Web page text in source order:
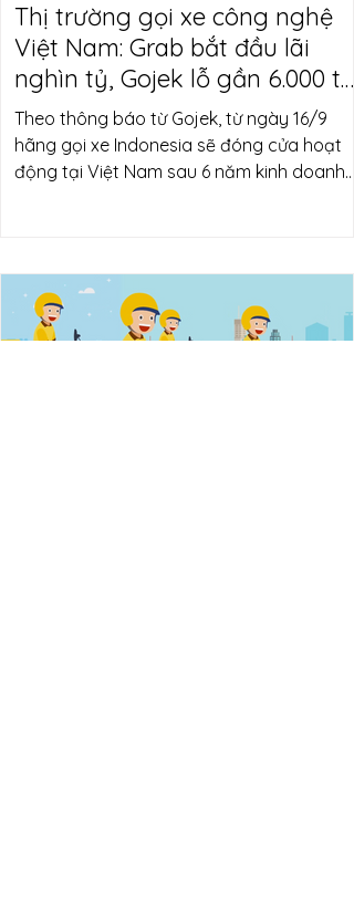
Thị trường gọi xe công nghệ
Việt Nam: Grab bắt đầu lãi
nghìn tỷ, Gojek lỗ gần 6.000 tỷ
trước khi thông báo rút khỏi thị
trường Việt Nam
Theo thông báo từ Gojek, từ ngày 16/9
hãng gọi xe Indonesia sẽ đóng cửa hoạt
động tại Việt Nam sau 6 năm kinh doanh